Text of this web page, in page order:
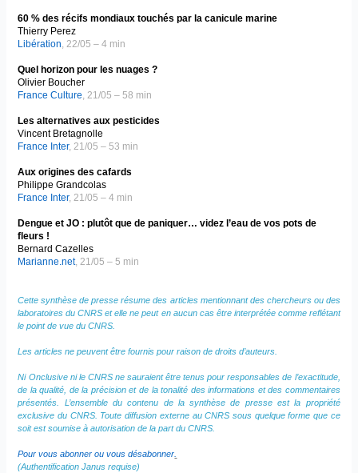
60 % des récifs mondiaux touchés par la canicule marine
Thierry Perez
Libération, 22/05 – 4 min
Quel horizon pour les nuages ?
Olivier Boucher
France Culture, 21/05 – 58 min
Les alternatives aux pesticides
Vincent Bretagnolle
France Inter, 21/05 – 53 min
Aux origines des cafards
Philippe Grandcolas
France Inter, 21/05 – 4 min
Dengue et JO : plutôt que de paniquer… videz l’eau de vos pots de
fleurs !
Bernard Cazelles
Marianne.net, 21/05 – 5 min
Cette synthèse de presse résume des articles mentionnant des chercheurs ou des
laboratoires du CNRS et elle ne peut en aucun cas être interprétée comme reflétant
le point de vue du CNRS.
Les articles ne peuvent être fournis pour raison de droits d’auteurs.
Ni Onclusive ni le CNRS ne sauraient être tenus pour responsables de l’exactitude,
de la qualité, de la précision et de la tonalité des informations et des commentaires
présentés. L’ensemble du contenu de la synthèse de presse est la propriété
exclusive du CNRS. Toute diffusion externe au CNRS sous quelque forme que ce
soit est soumise à autorisation de la part du CNRS.
Pour vous abonner ou vous désabonner
(Authentification Janus requise)